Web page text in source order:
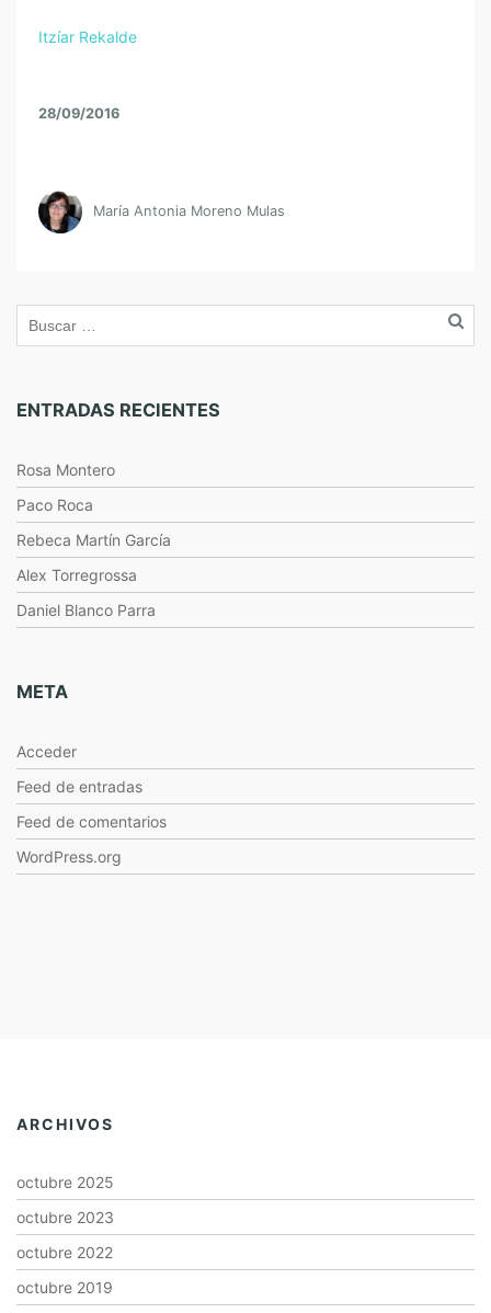
Itzíar Rekalde
28/09/2016
María Antonia Moreno Mulas
ENTRADAS RECIENTES
Rosa Montero
Paco Roca
Rebeca Martín García
Alex Torregrossa
Daniel Blanco Parra
META
Acceder
Feed de entradas
Feed de comentarios
WordPress.org
ARCHIVOS
octubre 2025
octubre 2023
octubre 2022
octubre 2019